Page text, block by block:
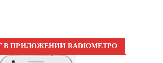
В ПРИЛОЖЕНИИ RADIOМЕТРО